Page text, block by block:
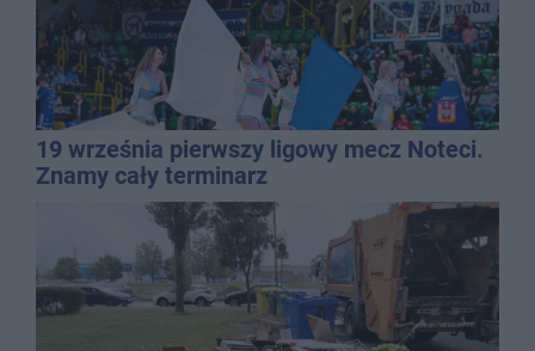
19 września pierwszy ligowy mecz Noteci.
Znamy cały terminarz